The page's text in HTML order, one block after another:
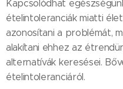
Kapcsolódhat
ételintoleranciák miatti
azonosítani a problémát,
alakítani ehhez az
alternatívák keresései.
ételintoleranciáról.